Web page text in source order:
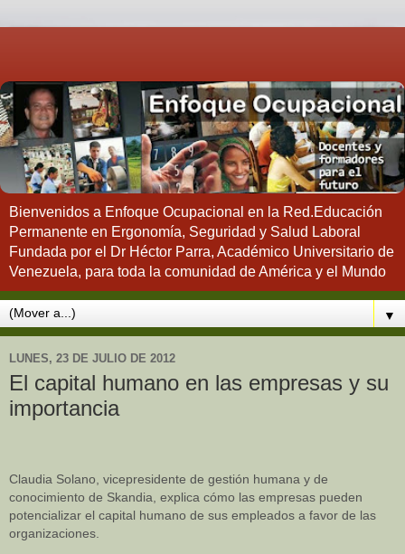
Bienvenidos a Enfoque Ocupacional en la Red.Educación
Permanente en Ergonomía, Seguridad y Salud Laboral
Fundada por el Dr Héctor Parra, Académico Universitario de
Venezuela, para toda la comunidad de América y el Mundo
▼
LUNES, 23 DE JULIO DE 2012
El capital humano en las empresas y su
importancia
Claudia Solano, vicepresidente de gestión humana y de
conocimiento de Skandia, explica cómo las empresas pueden
potencializar el capital humano de sus empleados a favor de las
organizaciones.